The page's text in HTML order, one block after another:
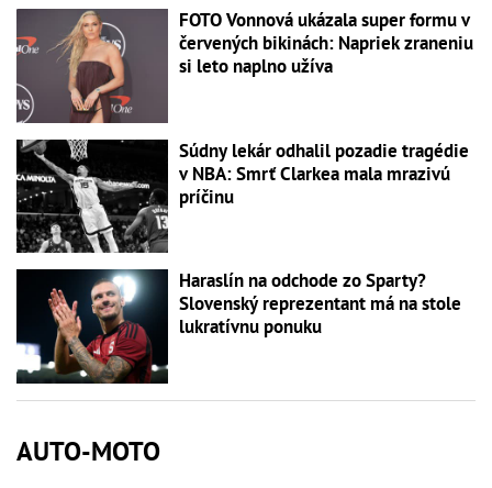
FOTO Vonnová ukázala super formu v
červených bikinách: Napriek zraneniu
si leto naplno užíva
Súdny lekár odhalil pozadie tragédie
v NBA: Smrť Clarkea mala mrazivú
príčinu
Haraslín na odchode zo Sparty?
Slovenský reprezentant má na stole
lukratívnu ponuku
AUTO-MOTO